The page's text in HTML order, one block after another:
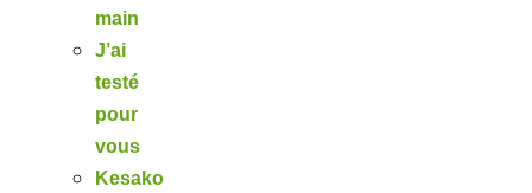
main
J’ai
testé
pour
vous
Kesako